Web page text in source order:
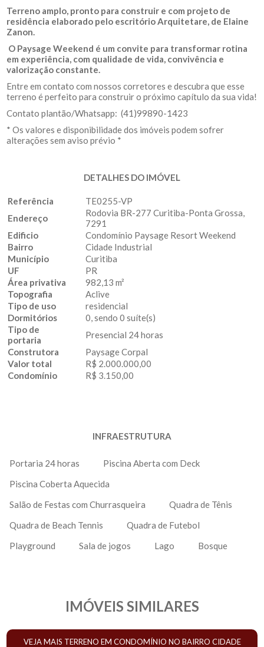
Terreno amplo, pronto para construir e com projeto de
residência elaborado pelo escritório Arquitetare, de Elaine
Zanon.
O Paysage Weekend é um convite para transformar rotina
em experiência, com qualidade de vida, convivência e
valorização constante.
Entre em contato com nossos corretores e descubra que esse
terreno é perfeito para construir o próximo capítulo da sua vida!
Contato plantão/Whatsapp: (41)99890-1423
* Os valores e disponibilidade dos imóveis podem sofrer
alterações sem aviso prévio *
DETALHES DO IMÓVEL
Referência
TE0255-VP
Endereço
Rodovia BR-277 Curitiba-Ponta Grossa,
7291
Edificio
Condomínio Paysage Resort Weekend
Bairro
Cidade Industrial
Município
Curitiba
UF
PR
Área privativa
982,13 m²
Topografia
Aclive
Tipo de uso
residencial
Dormitórios
0, sendo 0 suíte(s)
Tipo de
portaria
Presencial 24 horas
Construtora
Paysage Corpal
Valor total
R$ 2.000.000,00
Condomínio
R$ 3.150,00
INFRAESTRUTURA
Portaria 24 horas
Piscina Aberta com Deck
Piscina Coberta Aquecida
Salão de Festas com Churrasqueira
Quadra de Tênis
Quadra de Beach Tennis
Quadra de Futebol
Playground
Sala de jogos Lago Bosque
IMÓVEIS SIMILARES
VEJA MAIS TERRENO EM CONDOMÍNIO NO BAIRRO CIDADE